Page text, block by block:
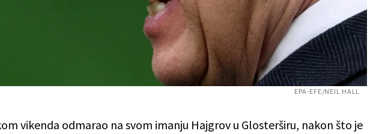
EPA-EFE/NEIL HALL
vikenda odmarao na svom imanju Hajgrov u Glosterširu, nakon što je